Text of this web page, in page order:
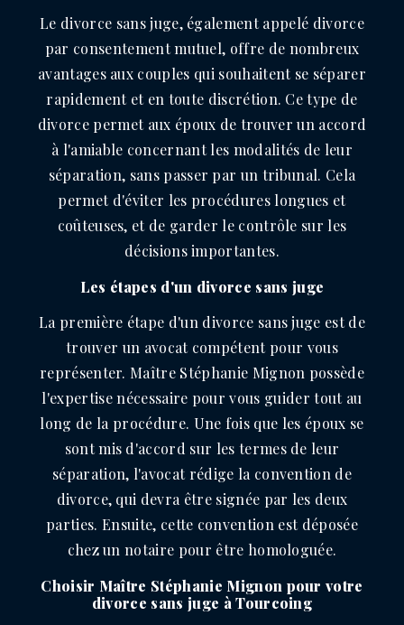
Le divorce sans juge, également appelé divorce
par consentement mutuel, offre de nombreux
avantages aux couples qui souhaitent se séparer
rapidement et en toute discrétion. Ce type de
divorce permet aux époux de trouver un accord
à l'amiable concernant les modalités de leur
séparation, sans passer par un tribunal. Cela
permet d'éviter les procédures longues et
coûteuses, et de garder le contrôle sur les
décisions importantes.
Les étapes d'un divorce sans juge
La première étape d'un divorce sans juge est de
trouver un avocat compétent pour vous
représenter. Maître Stéphanie Mignon possède
l'expertise nécessaire pour vous guider tout au
long de la procédure. Une fois que les époux se
sont mis d'accord sur les termes de leur
séparation, l'avocat rédige la convention de
divorce, qui devra être signée par les deux
parties. Ensuite, cette convention est déposée
chez un notaire pour être homologuée.
Choisir Maître Stéphanie Mignon pour votre
divorce sans juge à Tourcoing